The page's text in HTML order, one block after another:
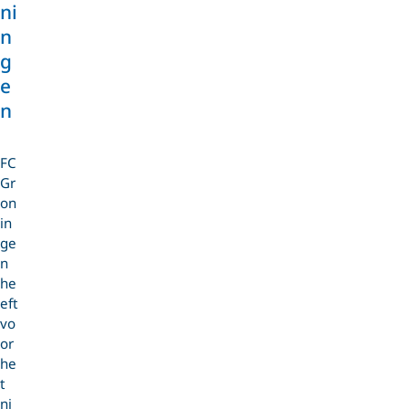
ni
n
g
e
n
FC
Gr
on
in
ge
n
he
eft
vo
or
he
t
ni